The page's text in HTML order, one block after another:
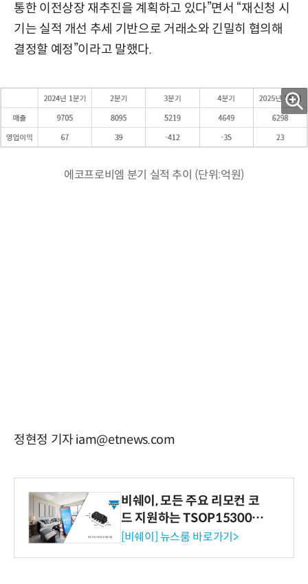
통한 이전상장 재추진을 계획하고 있다”면서 “재신청 시
기는 실적 개선 추세 기반으로 거래소와 긴밀히 협의해
결정할 예정”이라고 말했다.
에코프로비엠 분기 실적 추이 (단위:억원)
정현정 기자 iam@etnews.com
비쉐이, 모든 주요 리모컨 코
드 지원하는 TSOP15300 시
리즈 IR 수신기 출시
[비쉐이] 뉴스룸 바로가기>